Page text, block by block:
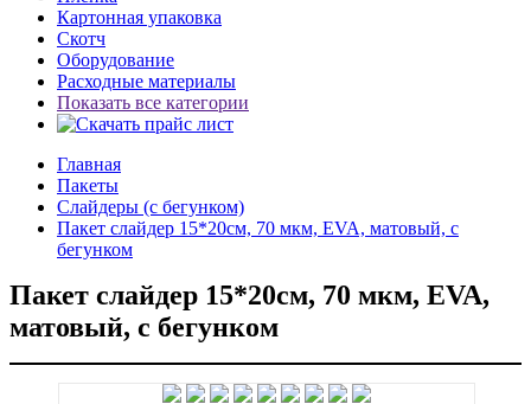
Картонная упаковка
Скотч
Оборудование
Расходные материалы
Показать все категории
Главная
Пакеты
Слайдеры (с бегунком)
Пакет слайдер 15*20см, 70 мкм, EVA, матовый, с
бегунком
Пакет слайдер 15*20см, 70 мкм, EVA,
матовый, с бегунком